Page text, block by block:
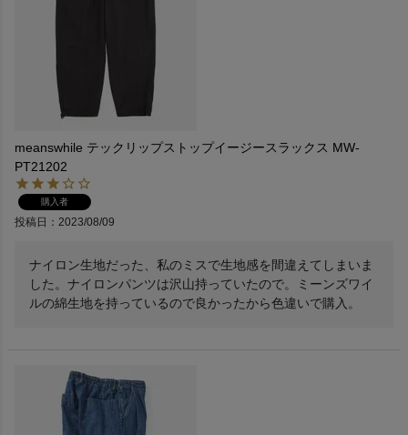
meanswhile テックリップストップイージースラックス MW-
PT21202
購入者
投稿日 2023/08/09
ナイロン生地だった、私のミスで生地感を間違えてしまいま
した。ナイロンパンツは沢山持っていたので。ミーンズワイ
ルの綿生地を持っているので良かったから色違いで購入。